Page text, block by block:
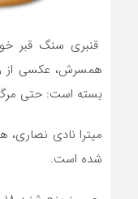
قنبری سنگ قبر
همسرش، عکسی از
بسته است: حتی مرگ
میترا نادی نصاری،
شده است.